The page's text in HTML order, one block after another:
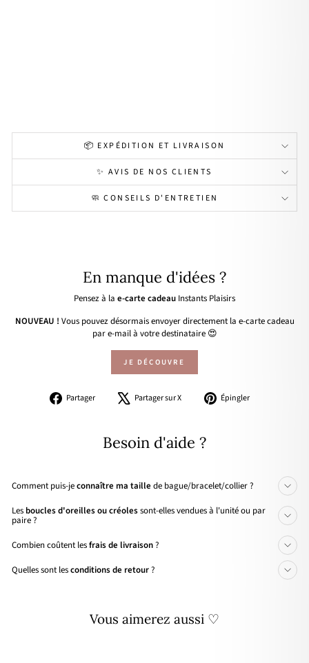
📦 EXPÉDITION ET LIVRAISON
✨ AVIS DE NOS CLIENTS
🧼 CONSEILS D'ENTRETIEN
En manque d'idées ?
Pensez à la e-carte cadeau Instants Plaisirs
NOUVEAU ! Vous pouvez désormais envoyer directement la e-carte cadeau
par e-mail à votre destinataire 😍
JE DÉCOUVRE
Partager
PartagerPartager sur X
Tweeter Épingler
Besoin d'aide ?
Comment puis-jeconnaître ma taille de bague/bracelet/collier ?
Les boucles d'oreilles ou créolessont-elles vendues à l'unité ou par
paire ?
Combien coûtent lesfrais de livraison?
Quelles sont lesconditions de retour?
Vous aimerez aussi ♡